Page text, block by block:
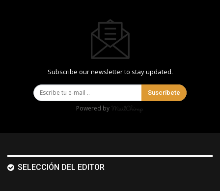
Subscribe our newsletter to stay updated.
Suscríbete
Powered by
SELECCIÓN DEL EDITOR